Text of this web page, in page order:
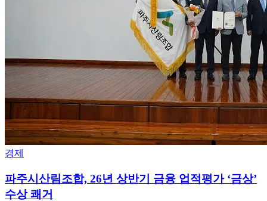
경제
파주시산림조합, 26년 상반기 금융 업적평가 ‘금상’
수상 쾌거